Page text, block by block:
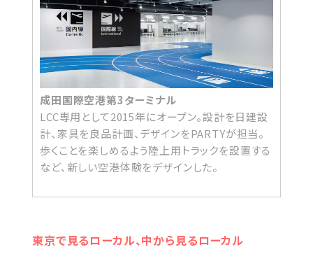
成田国際空港第3ターミナル
LCC専用として2015年にオープン。設計を日建設
計、家具を良品計画、デザインをPARTYが担当。
歩くことを楽しめるよう陸上用トラックを設置する
など、新しい空港体験をデザインした。
東京で見るローカル、中から見るローカル